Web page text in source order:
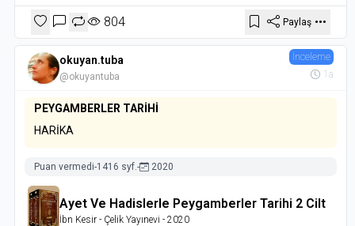
804 Paylaş
okuyan.tuba
@okuyantuba
İnceleme
1a
PEYGAMBERLER TARİHİ
HARİKA
Puan vermedi-1416 syf.- 2020
Ayet Ve Hadislerle Peygamberler Tarihi 2 Cilt
İbn Kesir - Çelik Yayınevi - 2020